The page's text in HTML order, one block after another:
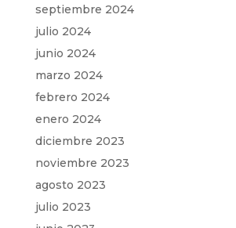
septiembre 2024
julio 2024
junio 2024
marzo 2024
febrero 2024
enero 2024
diciembre 2023
noviembre 2023
agosto 2023
julio 2023